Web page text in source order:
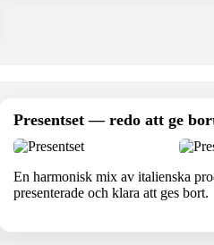
Presentset — redo att ge
En harmonisk mix av italienska
presenterade och klara att ges bort.